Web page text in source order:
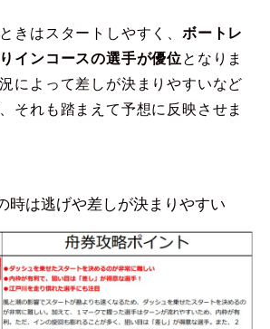
きはスタートしやすく、 ボートレ
インコースの選手が優位となりま
によって差しが決まりやすいなど
それも踏まえて予想に反映させま
時は逃げや差しが決まりやすい